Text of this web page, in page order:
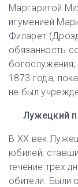
Маргаритой
игуменией
Филарет
обязанность
1873 года,
не был
Лужецкий
В XX век
юбилей,
течение трех
обители. Были